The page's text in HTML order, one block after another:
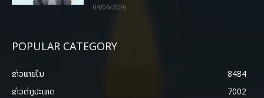
04/06/2026
POPULAR CATEGORY
ຂ່າວພາຍ​ໃນ
8484
ຂ່າວຕ່າງປະເທດ
7002